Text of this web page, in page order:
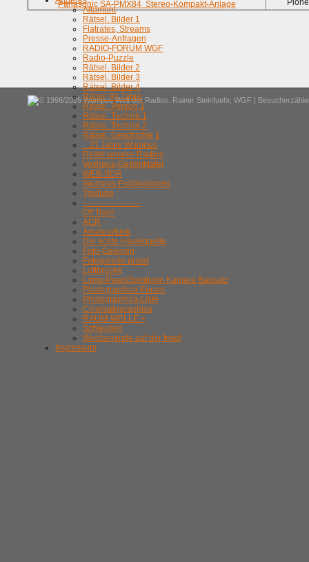
Altamont
Rätsel. Bilder 1
Flatrates, Streams
Presse-Anfragen
RADIO-FORUM WGF
Radio-Puzzle
Rätsel. Bilder 2
Rätsel. Bilder 3
Rätsel. Bilder 4
Rätsel 90 Jahre
Rätsel. Person 1
Rätsel. Technik 1
Rätsel. Technik 2
Rätsel. Geschichte 1
.. 25 Jahre Wumpus
Rettet-unsere-Radios
Voxhaus-Gedenktafel
WEB-SDR
Wumpus-Publikationen
Youtube
---------------------
Off Topic
ACR
Amateurfunk
Die echte Havelquelle
Foto-Galerien
Fotogalerie privat
Luftbrücke
Lomo/Pearl/Somikron Kamera Bausatz
Photographica-Forum
Photographica-Liste
Cinematographica
RAUM-WELLE >
Schleusen
Wochenende auf der Insel
Impressum
Panasonic SA-PMX84 Stereo-Kompakt-Anlage
© 1996/2026 Wumpus Welt der Radios. Rainer Steinfuehr, WGF |